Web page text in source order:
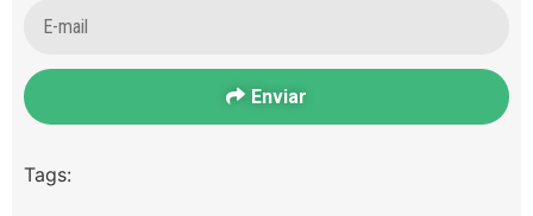
Enviar
Tags: